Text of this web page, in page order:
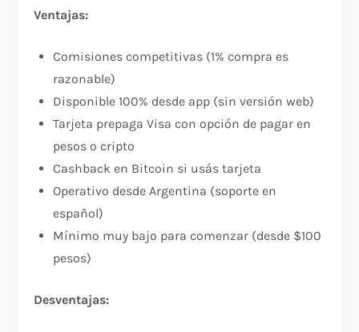
Ventajas:
Comisiones competitivas (1% compra es
razonable)​
Disponible 100% desde app (sin versión web)​
Tarjeta prepaga Visa con opción de pagar en
pesos o cripto​
Cashback en Bitcoin si usás tarjeta​
Operativo desde Argentina (soporte en
español)​
Mínimo muy bajo para comenzar (desde $100
pesos)​
Desventajas: